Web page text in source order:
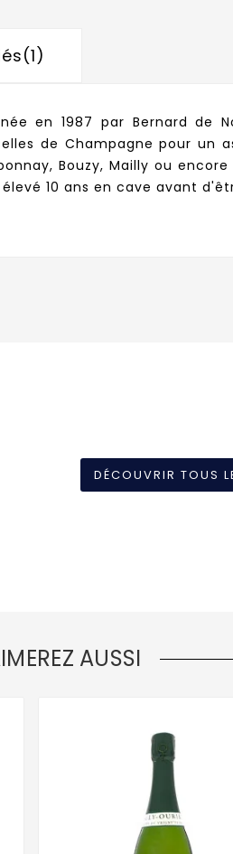
en 1987 par Bernard de
de Champagne pour un
Bouzy, Mailly ou
10 ans en cave avant
DÉCOUVRIR TOUS
AUSSI